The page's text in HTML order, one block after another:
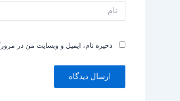
ذخیره نام، ایمیل و وبسایت من در